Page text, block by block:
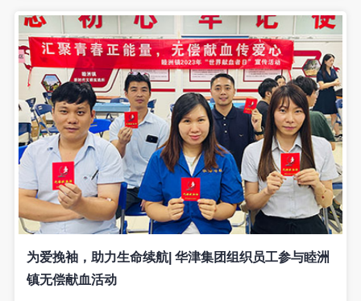
为爱挽袖，助力生命续航| 华津集团组织员工参与睦洲
镇无偿献血活动